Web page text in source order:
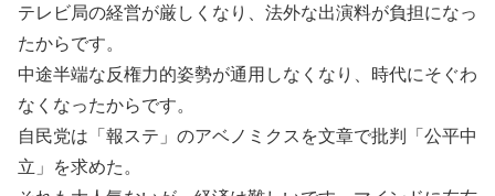
テレビ局の経営が厳しくなり、法外な出演料が負担になっ
たからです。
中途半端な反権力的姿勢が通用しなくなり、時代にそぐわ
なくなったからです。
自民党は「報ステ」のアベノミクスを文章で批判「公平中
立」を求めた。